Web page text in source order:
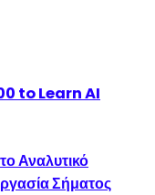
to Learn AI
Αναλυτικό
Σήματος